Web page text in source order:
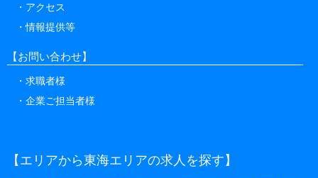
アクセス
情報提供等
【お問い合わせ】
求職者様
企業ご担当者様
【エリアから東海エリアの求人を探す】